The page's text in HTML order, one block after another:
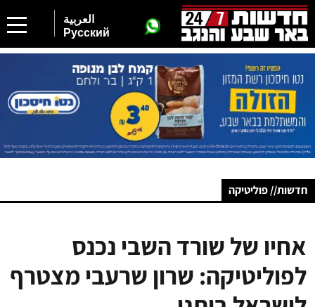
العربية
Русский
חדשות// פוליטיקה
אחיו של שורד השבי נכנס
לפוליטיקה: שרון שרעבי מצטרף